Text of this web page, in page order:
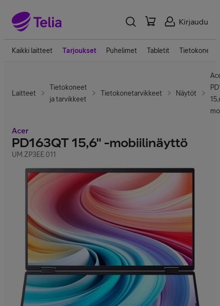
Kirjaudu
Kaikki laitteet Tarjoukset Puhelimet Tabletit Tietokoneet
Laitteet
Tietokoneet
ja tarvikkeet
Tietokonetarvikkeet Näytöt
Acer
PD163QT 15,6" -mobiilinäyttö
UM.ZP3EE.011